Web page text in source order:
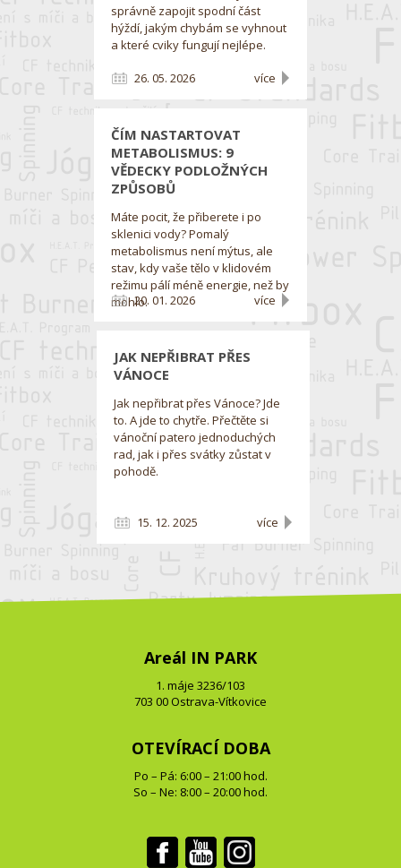
správně zapojit spodní část
hýždí, jakým chybám se vyhnout
a které cviky fungují nejlépe.
26. 05. 2026 více
ČÍM NASTARTOVAT
METABOLISMUS: 9
VĚDECKY PODLOŽNÝCH
ZPŮSOBŮ
Máte pocit, že přiberete i po
sklenici vody? Pomalý
metabolismus není mýtus, ale
stav, kdy vaše tělo v klidovém
režimu pálí méně energie, než by
mohlo.20. 01. 2026 více
JAK NEPŘIBRAT PŘES
VÁNOCE
Jak nepřibrat přes Vánoce? Jde
to. A jde to chytře. Přečtěte si
vánoční patero jednoduchých
rad, jak i přes svátky zůstat v
pohodě.
15. 12. 2025 více
Areál IN PARK
1. máje 3236/103
703 00 Ostrava-Vítkovice
OTEVÍRACÍ DOBA
Po – Pá: 6:00 – 21:00 hod.
So – Ne: 8:00 – 20:00 hod.